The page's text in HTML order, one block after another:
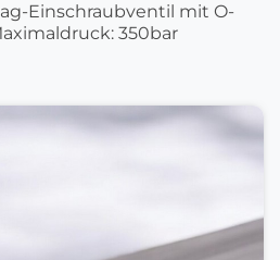
Einschraubventil mit O-
350bar